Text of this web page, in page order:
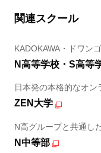
関連スクール
KADOKAWA・ドワン
N高等学校・S高等
日本発の本格的なオン
ZEN大学
N高グループと共通し
N中等部